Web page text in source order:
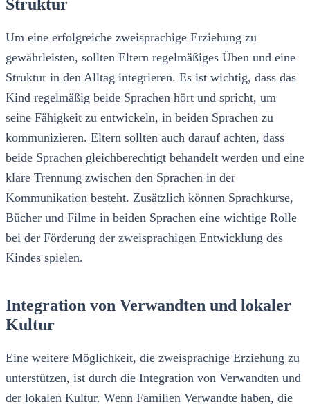
Struktur
Um eine erfolgreiche zweisprachige Erziehung zu
gewährleisten, sollten Eltern regelmäßiges Üben und eine
Struktur in den Alltag integrieren. Es ist wichtig, dass das
Kind regelmäßig beide Sprachen hört und spricht, um
seine Fähigkeit zu entwickeln, in beiden Sprachen zu
kommunizieren. Eltern sollten auch darauf achten, dass
beide Sprachen gleichberechtigt behandelt werden und eine
klare Trennung zwischen den Sprachen in der
Kommunikation besteht. Zusätzlich können Sprachkurse,
Bücher und Filme in beiden Sprachen eine wichtige Rolle
bei der Förderung der zweisprachigen Entwicklung des
Kindes spielen.
Integration von Verwandten und lokaler
Kultur
Eine weitere Möglichkeit, die zweisprachige Erziehung zu
unterstützen, ist durch die Integration von Verwandten und
der lokalen Kultur. Wenn Familien Verwandte haben, die